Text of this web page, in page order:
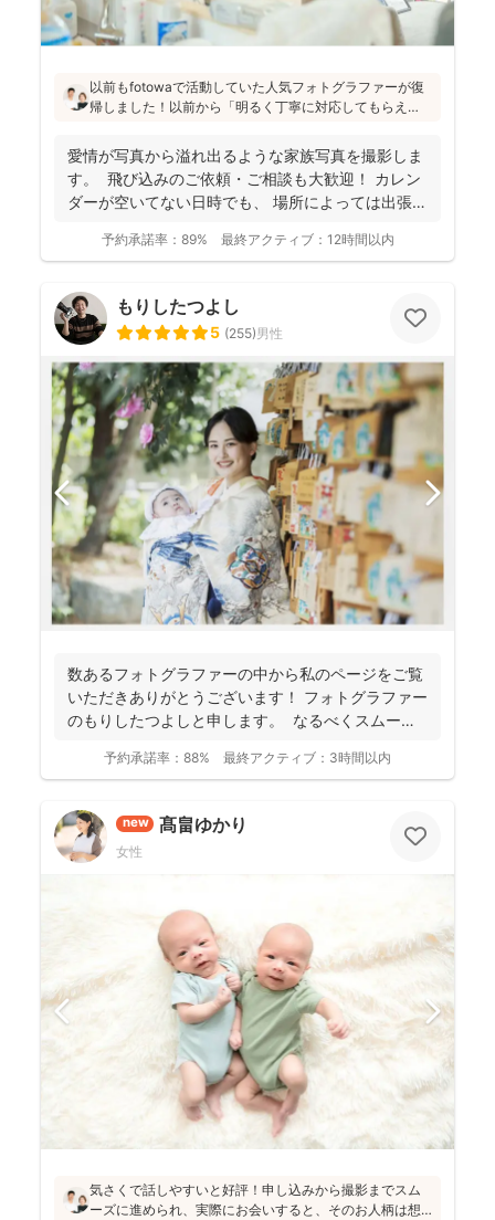
以前もfotowaで活動していた人気フォトグラファーが復
帰しました！以前から「明るく丁寧に対応してもらえ
と好評です♪特にニューボーンフォトは様々な研修を受講
し、クオリティ高いお写真をお届けされています(^^)
愛情が写真から溢れ出るような家族写真を撮影しま
す。 飛び込みのご依頼・ご相談も大歓迎！ カレン
ダーが空いてない日時でも、 場所によっては出張で
予約承諾率： 89% 最終アクティブ： 12時間以内
もりしたつよし
5 (255)男性
数あるフォトグラファーの中から私のページをご覧
いただきありがとうございます！ フォトグラファー
のもりしたつよしと申します。 なるべくスムーズ
予約承諾率： 88% 最終アクティブ： 3時間以内
new 髙畠ゆかり
女性
気さくで話しやすいと好評！申し込みから撮影までスム
ーズに進められ、実際にお会いすると、そのお人柄は想